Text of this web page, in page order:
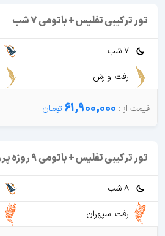
تور ترکیبی تفلیس + باتومی 7 شب
7 شب
رفت: وارش
61,900,000
تور ترکیبی تفلیس + باتومی 9 روزه پرواز سپهران
8 شب
رفت: سپهران